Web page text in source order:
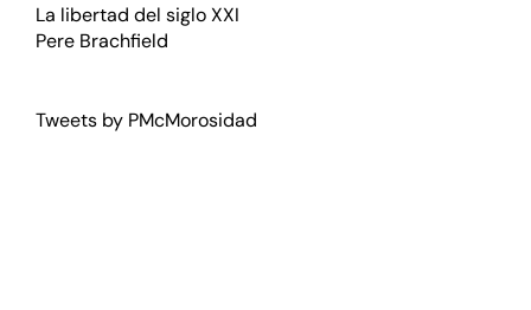
La libertad del siglo XXI
Pere Brachfield
Tweets by PMcMorosidad